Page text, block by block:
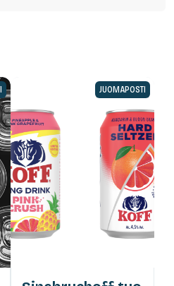
JUOMAPOSTI